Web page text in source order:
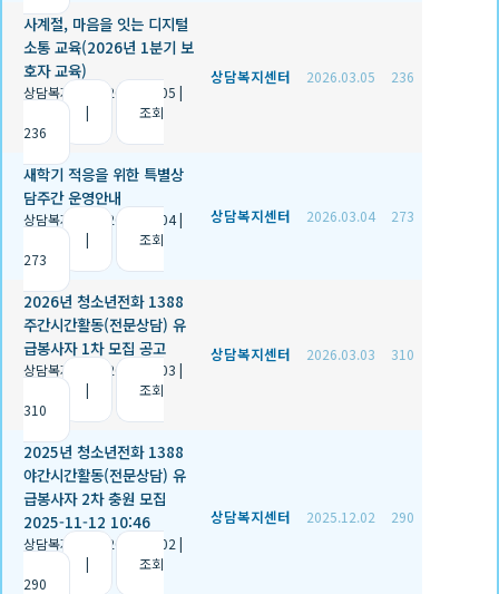
사계절, 마음을 잇는 디지털
소통 교육(2026년 1분기 보
호자 교육)
상담복지센터 2026.03.05 |
|
조회
236
상담복지센터 2026.03.05 236
새학기 적응을 위한 특별상
담주간 운영안내
상담복지센터 2026.03.04|
|
조회
273
상담복지센터 2026.03.04 273
2026년 청소년전화 1388
주간시간활동(전문상담) 유
급봉사자 1차 모집 공고
상담복지센터 2026.03.03 |
|
조회
310
상담복지센터 2026.03.03 310
2025년 청소년전화 1388
야간시간활동(전문상담) 유
급봉사자 2차 충원 모집
2025-11-12 10:46
상담복지센터 2025.12.02 |
|
조회
290
상담복지센터 2025.12.02 290